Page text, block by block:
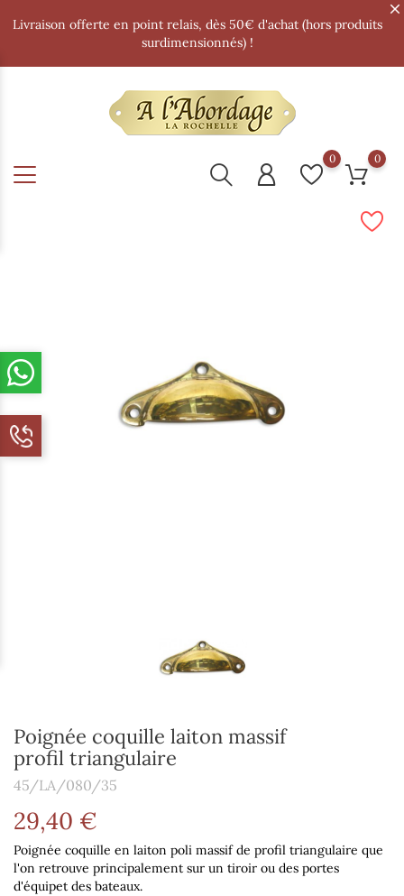
Livraison offerte en point relais, dès 50€ d'achat (hors produits
surdimensionnés) !
0 0
Poignée coquille laiton massif
profil triangulaire
45/LA/080/35
29,40 €
Poignée coquille en laiton poli massif de profil triangulaire que
l'on retrouve principalement sur un tiroir ou des portes
d'équipet des bateaux.